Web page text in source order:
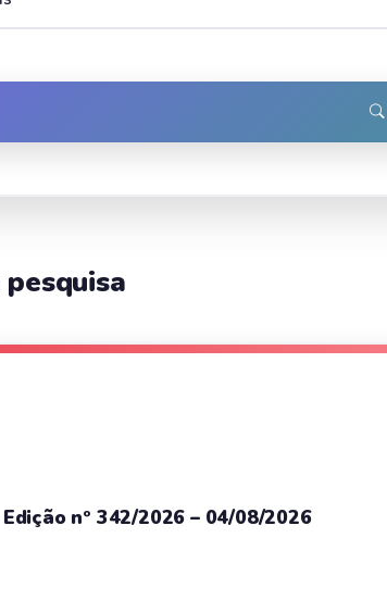
nº 342/2026 – 04/08/2026